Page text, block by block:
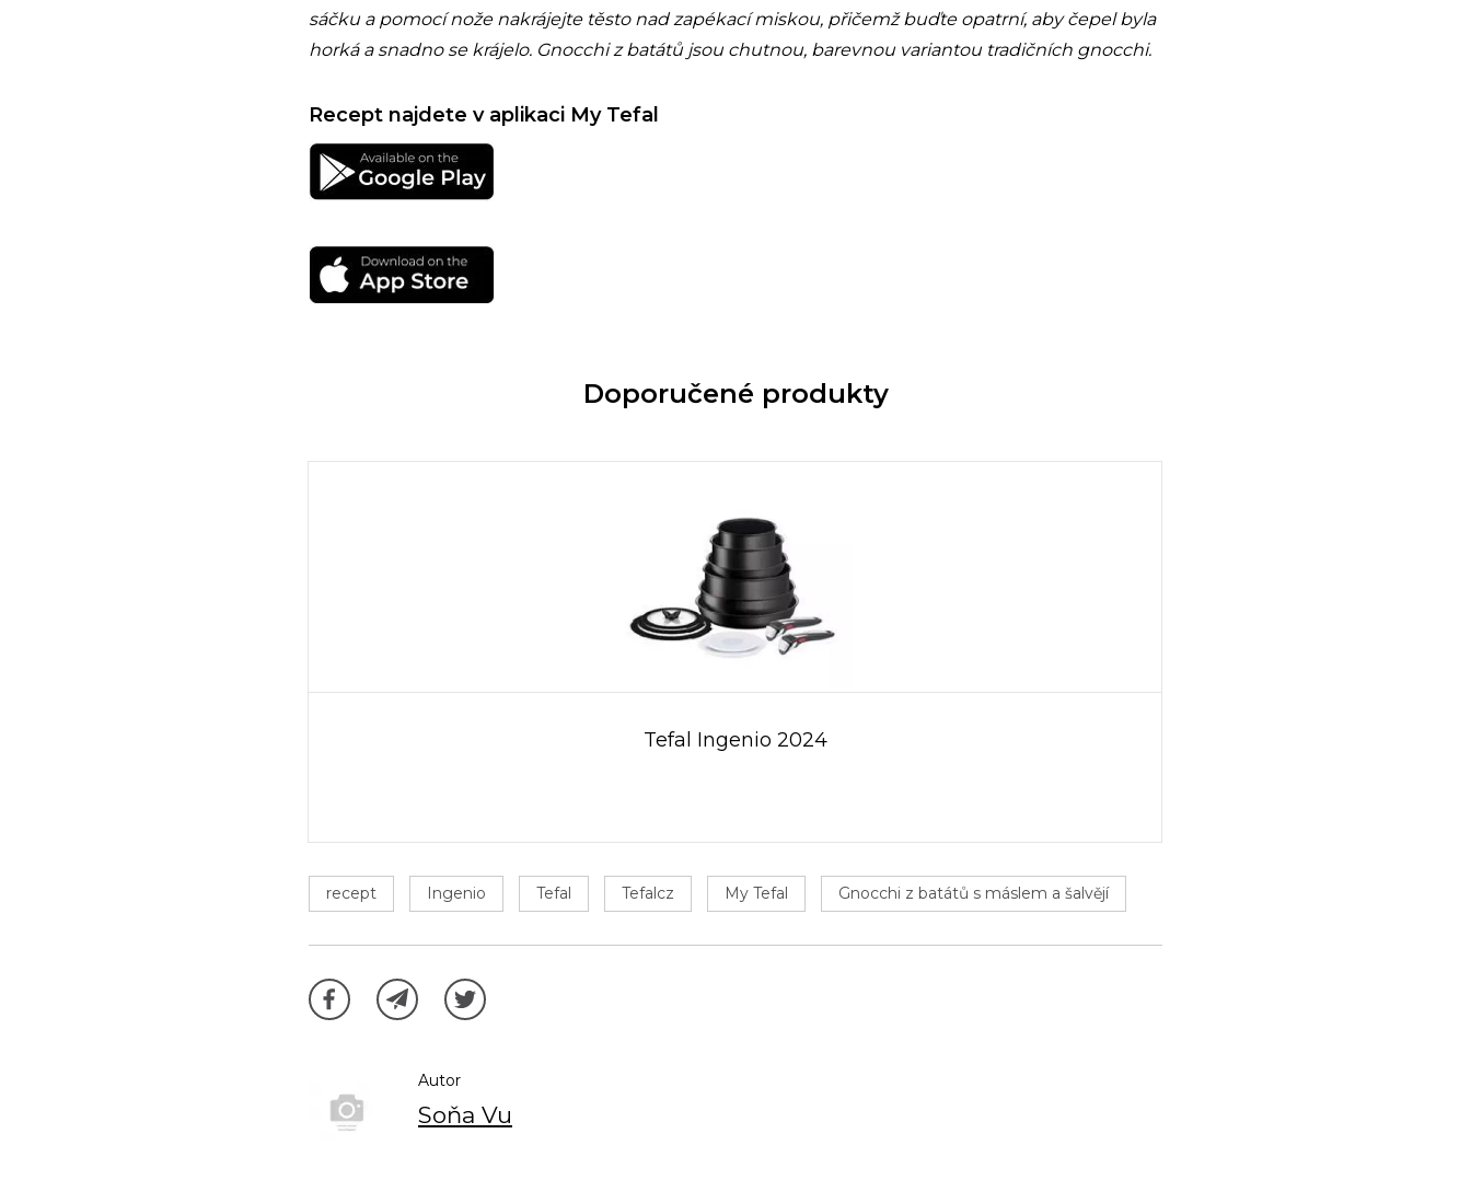
sáčku a pomocí nože nakrájejte těsto nad zapékací miskou, přičemž buďte opatrní, aby čepel byla
horká a snadno se krájelo. Gnocchi z batátů jsou chutnou, barevnou variantou tradičních gnocchi.
Recept najdete v aplikaci My Tefal
Doporučené produkty
Tefal Ingenio 2024
recept Ingenio Tefal Tefalcz My Tefal Gnocchi z batátů s máslem a šalvějí
Autor
Soňa Vu